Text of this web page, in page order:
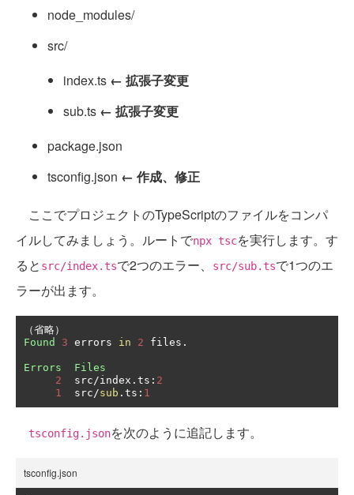
node_modules/
src/
index.ts ← 拡張子変更
sub.ts ← 拡張子変更
package.json
tsconfig.json ← 作成、修正
ここでプロジェクトのTypeScriptのファイルをコンパ
イルしてみましょう。ルートでnpx tscを実行します。す
ると src/index.tsで2つのエラー、 src/sub.tsで1つのエ
ラーが出ます。
（省略）
Found
3 errors in 2 files .
Errors
Files
2
  src
/index . ts : 2
1
  src
/sub . ts : 1
tsconfig.jsonを次のように追記します。
tsconfig.json